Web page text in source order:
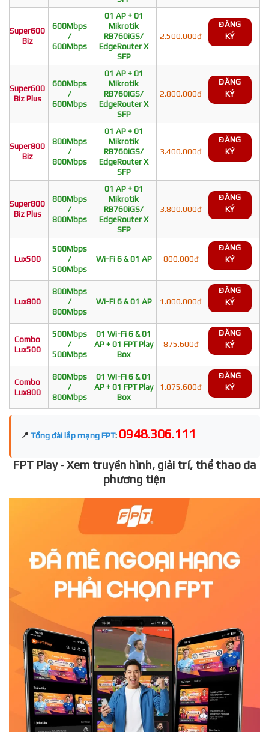
Super600
Biz
600Mbps
/
600Mbps
01 AP + 01
Mikrotik
RB760iGS/
EdgeRouter X
SFP
2.500.000đ
ĐĂNG
KÝ
Super600
Biz Plus
600Mbps
/
600Mbps
01 AP + 01
Mikrotik
RB760iGS/
EdgeRouter X
SFP
2.800.000đ
ĐĂNG
KÝ
Super800
Biz
800Mbps
/
800Mbps
01 AP + 01
Mikrotik
RB760iGS/
EdgeRouter X
SFP
3.400.000đ
ĐĂNG
KÝ
Super800
Biz Plus
800Mbps
/
800Mbps
01 AP + 01
Mikrotik
RB760iGS/
EdgeRouter X
SFP
3.800.000đ
ĐĂNG
KÝ
Lux500
500Mbps
/
500Mbps
Wi-Fi 6 & 01 AP 800.000đ
ĐĂNG
KÝ
Lux800
800Mbps
/
800Mbps
Wi-Fi 6 & 01 AP 1.000.000đ
ĐĂNG
KÝ
Combo
Lux500
500Mbps
/
500Mbps
01 Wi-Fi 6 & 01
AP + 01 FPT Play
Box
875.600đ
ĐĂNG
KÝ
Combo
Lux800
800Mbps
/
800Mbps
01 Wi-Fi 6 & 01
AP + 01 FPT Play
Box
1.075.600đ
ĐĂNG
KÝ
📍 Tổng đài lắp mạng FPT: 0948.306.111
FPT Play - Xem truyền hình, giải trí, thể thao đa
phương tiện